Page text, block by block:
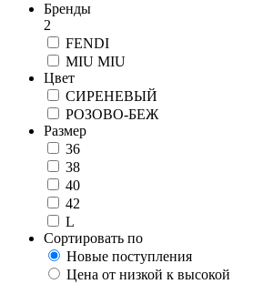
Бренды
2
FENDI
MIU MIU
Цвет
СИРЕНЕВЫЙ
РОЗОВО-БЕЖ
Размер
36
38
40
42
L
Сортировать по
Новые поступления
Цена от низкой к высокой